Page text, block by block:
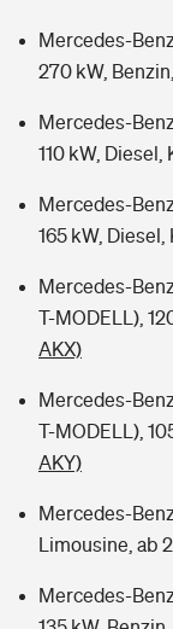
Mercedes-
270 kW,
Mercedes-
110 kW,
Mercedes-
165 kW,
Mercedes-
T-MODELL),
AKX)
Mercedes-
T-MODELL),
AKY)
Mercedes-
Limousine, ab
Mercedes-